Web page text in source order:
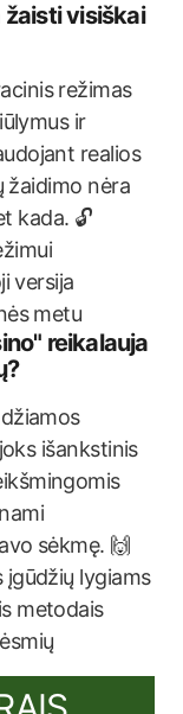
žaisti visiškai
režimas
ir
realios
žaidimo nėra
kada. 🔓
versija
metu
reikalauja
išankstinis
sėkmę. 🙌
įgūdžių lygiams
metodais